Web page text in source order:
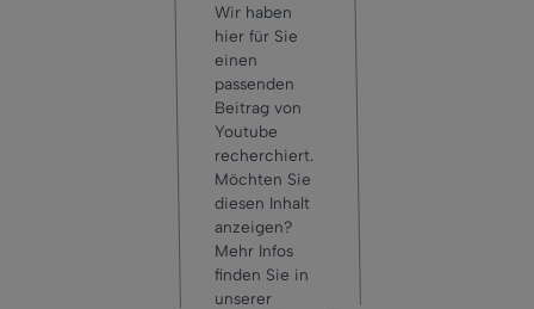
Wir haben
hier für Sie
einen
passenden
Beitrag von
Youtube
recherchiert.
Möchten Sie
diesen Inhalt
anzeigen?
Mehr Infos
finden Sie in
unserer